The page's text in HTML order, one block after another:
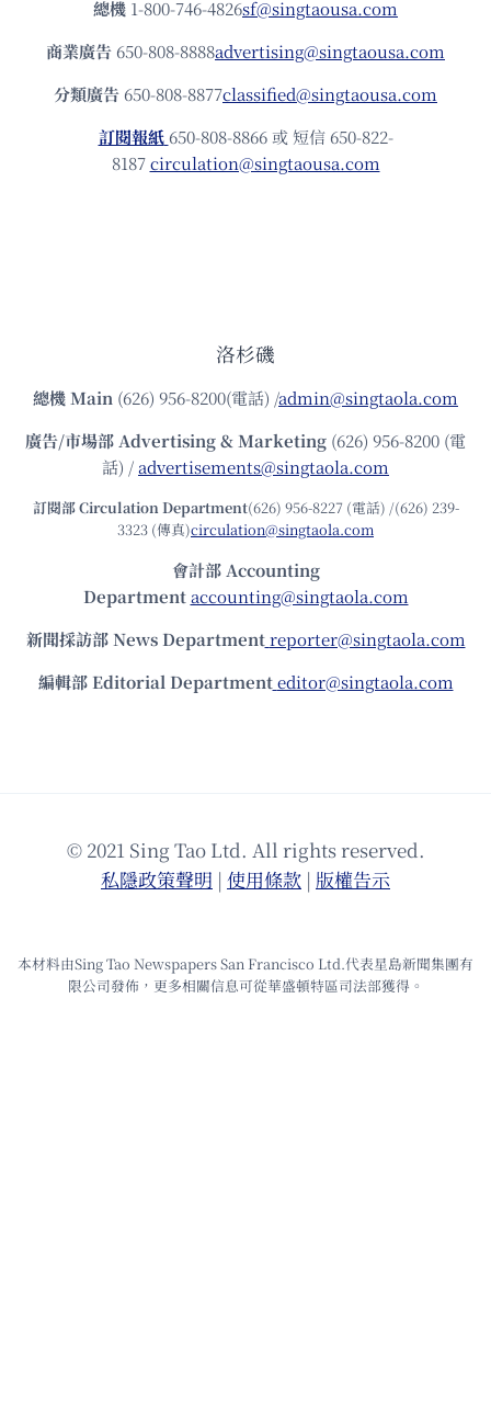
總機 1-800-746-4826sf@singtaousa.com
商業廣告 650-808-8888advertising@singtaousa.com
分類廣告 650-808-8877classified@singtaousa.com
訂閱報紙 650-808-8866 或 短信 650-822-
8187circulation@singtaousa.com
洛杉磯
總機Main (626) 956-8200(電話) /admin@singtaola.com
廣告/市場部Advertising & Marketing (626) 956-8200 (電
話) /advertisements@singtaola.com
訂閱部 Circulation Department(626) 956-8227 (電話) /(626) 239-
3323 (傳真)circulation@singtaola.com
會計部 Accounting
Department accounting@singtaola.com
新聞採訪部 News Department reporter@singtaola.com
編輯部 Editorial Department editor@singtaola.com
© 2021 Sing Tao Ltd. All rights reserved.
私隱政策聲明 | 使⽤條款 | 版權告⽰
本材料由Sing Tao Newspapers San Francisco Ltd.代表星島新聞集團有
限公司發佈，更多相關信息可從華盛頓特區司法部獲得。